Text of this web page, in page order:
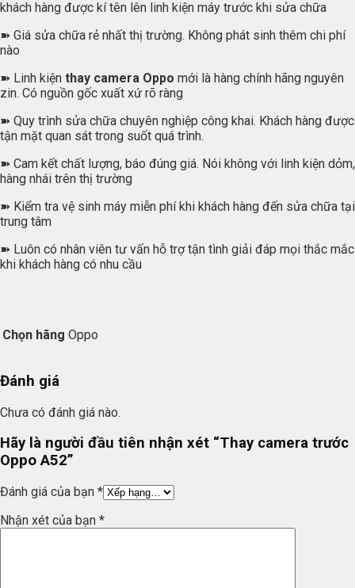
khách hàng được kí tên lên linh kiện máy trước khi sửa chữa
➽ Giá sửa chữa rẻ nhất thị trường. Không phát sinh thêm chi phí
nào
➽ Linh kiện thay camera Oppo mới là hàng chính hãng nguyên
zin. Có nguồn gốc xuất xứ rõ ràng
➽ Quy trình sửa chữa chuyên nghiệp công khai. Khách hàng được
tận mặt quan sát trong suốt quá trình.
➽ Cam kết chất lượng, báo đúng giá. Nói không với linh kiện dỏm,
hàng nhái trên thị trường
➽ Kiểm tra vệ sinh máy miễn phí khi khách hàng đến sửa chữa tại
trung tâm
➽ Luôn có nhân viên tư vấn hỗ trợ tận tình giải đáp mọi thắc mắc
khi khách hàng có nhu cầu
Chọn hãng Oppo
Đánh giá
Chưa có đánh giá nào.
Hãy là người đầu tiên nhận xét “Thay camera trước
Oppo A52”
Đánh giá của bạn *
Nhận xét của bạn *